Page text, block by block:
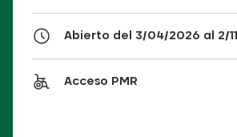
Abierto del 3/04/2026 al 2/
Acceso PMR